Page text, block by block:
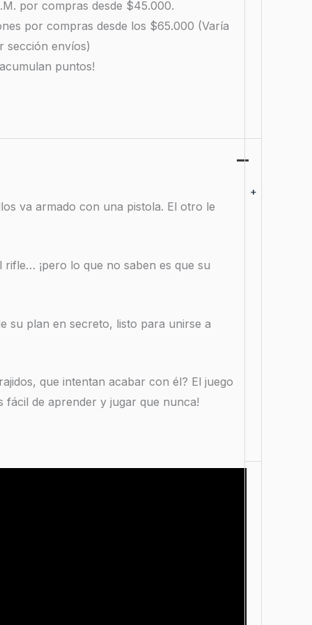
+
por compras desde $45.000.
por compras desde los $65.000 (Varía
sección envíos)
puntos!
va armado con una pistola. El otro le
¡pero lo que no saben es que su
su plan en secreto, listo para unirse a
que intentan acabar con él? El juego
fácil de aprender y jugar que nunca!